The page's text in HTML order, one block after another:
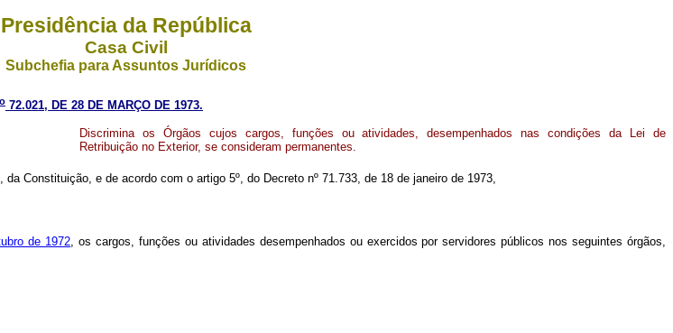
Presidência da República
Casa Civil
Subchefia para Assuntos Jurídicos
o 72.021, DE 28 DE MARÇO DE 1973.
Discrimina os Órgãos cujos cargos, funções ou atividades, desempenhados nas condições da Lei de
Retribuição no Exterior, se consideram permanentes.
Constituição, e de acordo com o artigo 5º, do Decreto nº 71.733, de 18 de janeiro de 1973,
de 1972, os cargos, funções ou atividades desempenhados ou exercidos por servidores públicos nos seguintes órgãos,